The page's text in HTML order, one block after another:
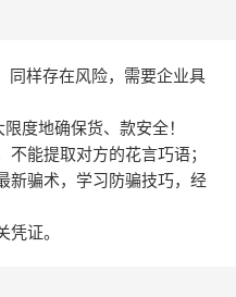
同样存在风险，需要企业具
度地确保货、款安全！
能提取对方的花言巧语；
新骗术，学习防骗技巧，经
证。